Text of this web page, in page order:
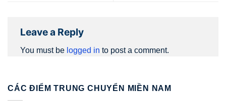
Leave a Reply
You must be logged in to post a comment.
CÁC ĐIỂM TRUNG CHUYỂN MIỀN NAM